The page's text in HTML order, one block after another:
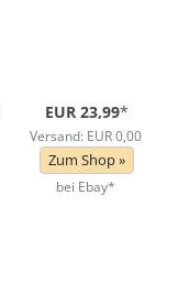
EUR 23,99*
Versand: EUR 0,00
Zum Shop »
bei Ebay*